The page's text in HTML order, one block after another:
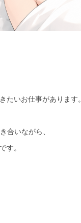
たいお仕事があります。
合いながら、
す。